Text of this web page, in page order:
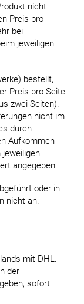
nicht
Preis pro
bei
jeweiligen
bestellt,
Preis pro Seite
zwei Seiten).
nicht im
durch
Aufkommen
angegeben.
oder in
nicht an.
mit DHL.
der
sofort